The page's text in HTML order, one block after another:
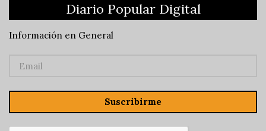
Diario Popular Digital
Información en General
Suscribirme